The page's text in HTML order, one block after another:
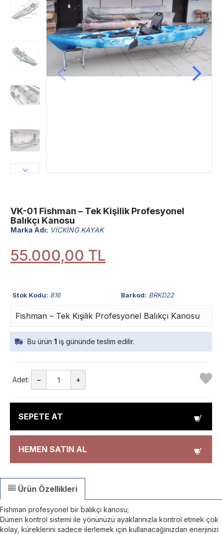
VK-01 Fishman – Tek Kişilik Profesyonel
Balıkçı Kanosu
Marka Adı: VİCKİNG KAYAK
55.000,00 TL
Stok Kodu: 816 Barkod: BRKD22
Fishman – Tek Kişilik Profesyonel Balıkçı Kanosu
Bu ürün 1 iş gününde teslim edilir.
Adet: – +
SEPETE AT
HEMEN SATIN AL
Ürün Özellikleri
Fishman profesyonel bir balıkçı kanosu;
Dümen kontrol sistemi ile yönünüzü ayaklarınızla kontrol etmek çok
kolay, küreklerini sadece ilerlemek için kullanacağınızdan enerjinizi